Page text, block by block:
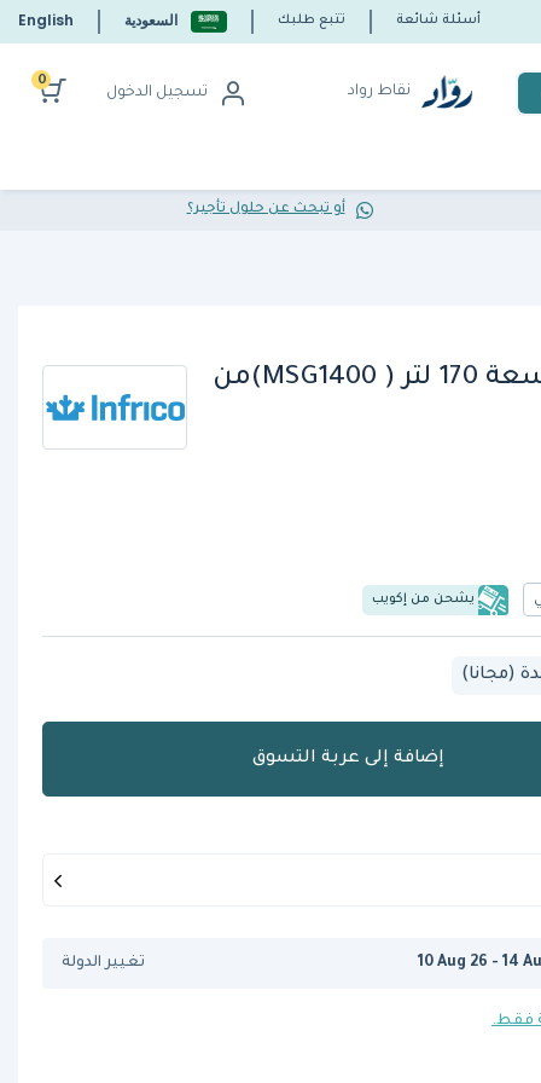
أسئلة شائعة تتبع طلبك السعودية English
نقاط رواد تسجيل الدخول
0
أو تبحث عن حلول تأجير؟
ثلاجات تحت الطاولةبسعة 170 لتر ( MSG1400)من
يشحن من إكويب
(مجانا)
إضافة إلى عربة التسوق
10 Aug 26 - 14 تغيير الدولة
فقط.